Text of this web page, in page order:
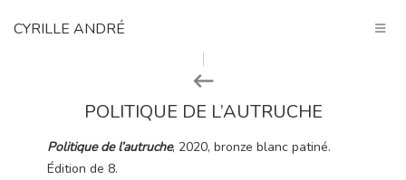
CYRILLE ANDRÉ
POLITIQUE DE L’AUTRUCHE
Politique de l’autruche, 2020, bronze blanc patiné.
Édition de 8.